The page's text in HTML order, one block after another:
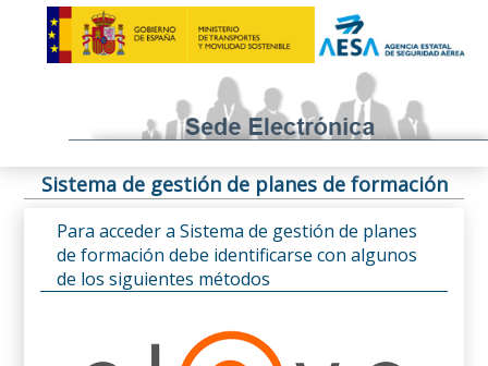
Sistema de gestión de planes de formación
Para acceder a Sistema de gestión de planes
de formación debe identificarse con algunos
de los siguientes métodos